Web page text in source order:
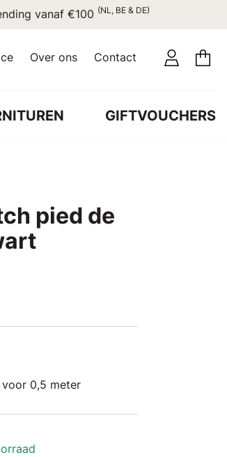
vanaf €100 (NL, BE & DE)
Over ons Contact
GIFTVOUCHERS
pied de
0,5 meter